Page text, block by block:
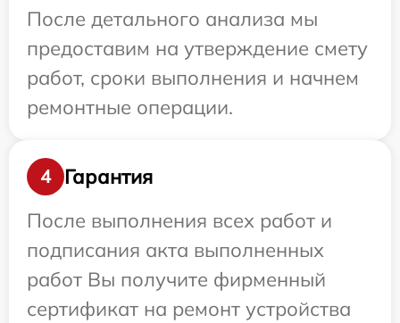
После детального анализа мы
предоставим на утверждение смету
работ, сроки выполнения и начнем
ремонтные операции.
4
Гарантия
После выполнения всех работ и
подписания акта выполненных
работ Вы получите фирменный
сертификат на ремонт устройства